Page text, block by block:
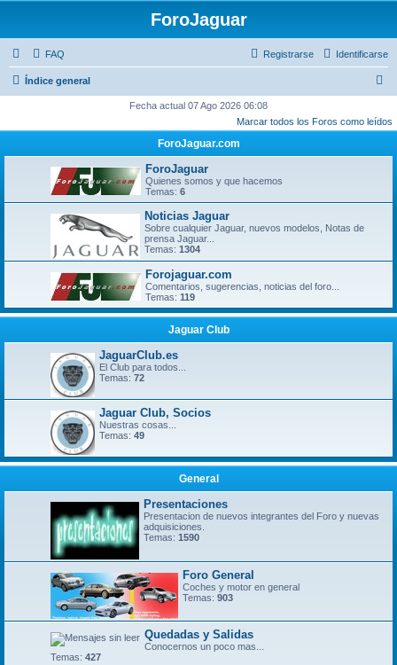
ForoJaguar
FAQ Identificarse
Registrarse
Índice general
s
Fecha actual 07 Ago 2026 06:08
Marcar todos los Foros como leídos
ForoJaguar.com
ForoJaguar
Quienes somos y que hacemos
Temas: 6
Noticias Jaguar
Sobre cualquier Jaguar, nuevos modelos, Notas de
prensa Jaguar...
Temas: 1304
Forojaguar.com
Comentarios, sugerencias, noticias del foro...
Temas: 119
Jaguar Club
JaguarClub.es
El Club para todos...
Temas: 72
Jaguar Club, Socios
Nuestras cosas...
Temas: 49
General
Presentaciones
Presentacion de nuevos integrantes del Foro y nuevas
adquisiciones.
Temas: 1590
Foro General
Coches y motor en general
Temas: 903
Quedadas y Salidas
Conocernos un poco mas...
Temas: 427